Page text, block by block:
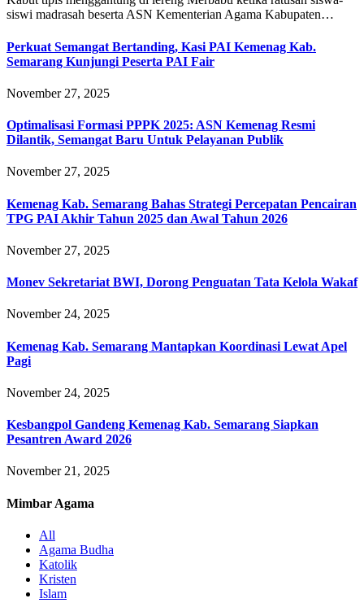
siswi madrasah beserta ASN Kementerian Agama Kabupaten…
Perkuat Semangat Bertanding, Kasi PAI Kemenag Kab.
Semarang Kunjungi Peserta PAI Fair
November 27, 2025
Optimalisasi Formasi PPPK 2025: ASN Kemenag Resmi
Dilantik, Semangat Baru Untuk Pelayanan Publik
November 27, 2025
Kemenag Kab. Semarang Bahas Strategi Percepatan Pencairan
TPG PAI Akhir Tahun 2025 dan Awal Tahun 2026
November 27, 2025
Monev Sekretariat BWI, Dorong Penguatan Tata Kelola Wakaf
November 24, 2025
Kemenag Kab. Semarang Mantapkan Koordinasi Lewat Apel
Pagi
November 24, 2025
Kesbangpol Gandeng Kemenag Kab. Semarang Siapkan
Pesantren Award 2026
November 21, 2025
Mimbar Agama
All
Agama Budha
Katolik
Kristen
Islam